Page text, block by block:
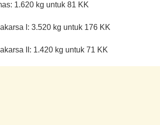
1.620 kg untuk 81 KK
I: 3.520 kg untuk 176 KK
II: 1.420 kg untuk 71 KK